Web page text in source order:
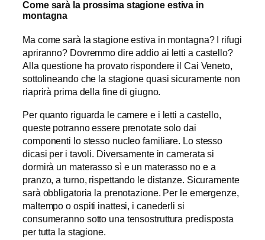
Come sarà la prossima stagione estiva in
montagna
Ma come sarà la stagione estiva in montagna? I rifugi
apriranno? Dovremmo dire addio ai letti a castello?
Alla questione ha provato rispondere il Cai Veneto,
sottolineando che la stagione quasi sicuramente non
riaprirà prima della fine di giugno.
Per quanto riguarda le camere e i letti a castello,
queste potranno essere prenotate solo dai
componenti lo stesso nucleo familiare. Lo stesso
dicasi per i tavoli. Diversamente in camerata si
dormirà un materasso sì e un materasso no e a
pranzo, a turno, rispettando le distanze. Sicuramente
sarà obbligatoria la prenotazione. Per le emergenze,
maltempo o ospiti inattesi, i canederli si
consumeranno sotto una tensostruttura predisposta
per tutta la stagione.